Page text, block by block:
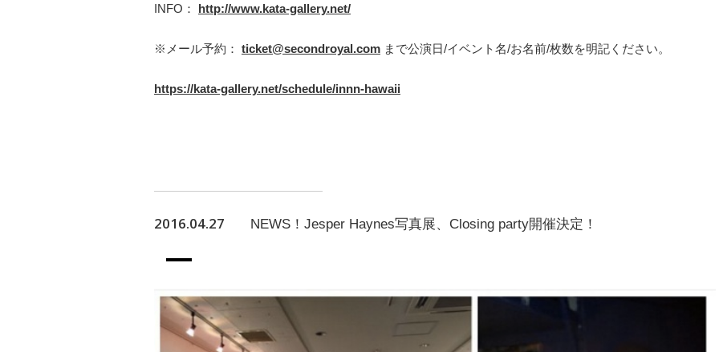
INFO： http://www.kata-gallery.net/
※メール予約： ticket@secondroyal.com まで公演日/イベント名/お名前/枚数を明記ください。
https://kata-gallery.net/schedule/innn-hawaii
2016.04.27 NEWS！Jesper Haynes写真展、Closing party開催決定！